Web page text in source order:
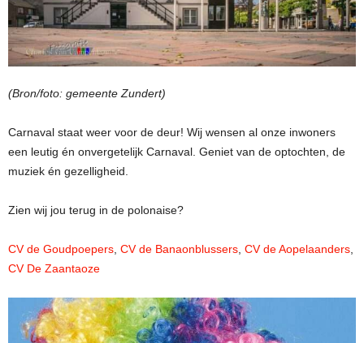
(Bron/foto: gemeente Zundert)
Carnaval staat weer voor de deur! Wij wensen al onze inwoners
een leutig én onvergetelijk Carnaval. Geniet van de optochten, de
muziek én gezelligheid.
Zien wij jou terug in de polonaise?
CV de Goudpoepers CV de Banaonblussers CV de Aopelaanders
CV De Zaantaoze